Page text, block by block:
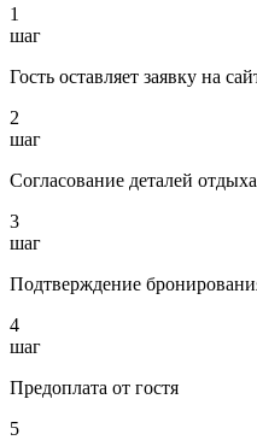
1
шаг
Гость оставляет заявку на
2
шаг
Согласование деталей
3
шаг
Подтверждение
4
шаг
Предоплата от гостя
5